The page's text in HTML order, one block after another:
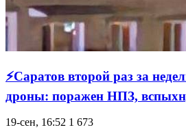
⚡Саратов второй раз за
дроны: поражен НПЗ,
19-сен, 16:52 1 673